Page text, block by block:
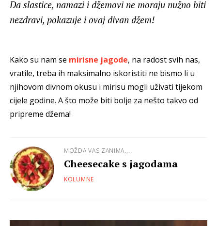
Da slastice, namazi i džemovi ne moraju nužno biti
nezdravi, pokazuje i ovaj divan džem!
Kako su nam se mirisne jagode, na radost svih nas,
vratile, treba ih maksimalno iskoristiti ne bismo li u
njihovom divnom okusu i mirisu mogli uživati tijekom
cijele godine. A što može biti bolje za nešto takvo od
pripreme džema!
MOŽDA VAS ZANIMA...
Cheesecake s jagodama
KOLUMNE